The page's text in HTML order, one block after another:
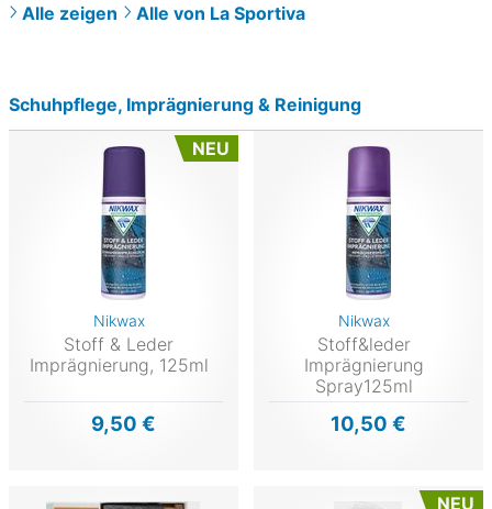
Alle zeigen Alle von La Sportiva
Schuhpflege, Imprägnierung & Reinigung
NEU
Nikwax
Stoff & Leder
Imprägnierung, 125ml
9,50 €
Nikwax
Stoff&leder
Imprägnierung
Spray125ml
10,50 €
NEU